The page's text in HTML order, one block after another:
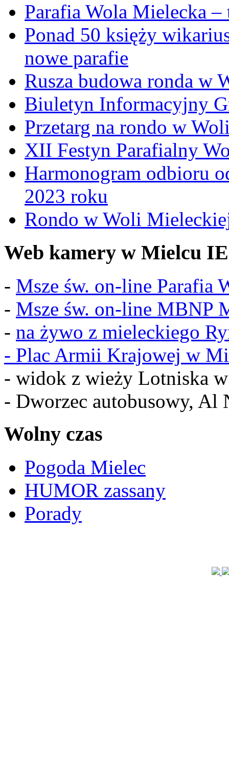
Parafia Wola Mielecka
Ponad 50 księży
nowe parafie
Rusza budowa ronda w
Biuletyn Informacyjny
Przetarg na rondo w
XII Festyn Parafialny
Harmonogram odbioru
2023 roku
Rondo w Woli
Web kamery w Mielcu IE
- Msze św. on-line Parafia
- Msze św. on-line MBNP
- na żywo z mieleckiego
- Plac Armii Krajowej w
- widok z wieży Lotniska
- Dworzec autobusowy, Al
Wolny czas
Pogoda Mielec
HUMOR zassany
Porady